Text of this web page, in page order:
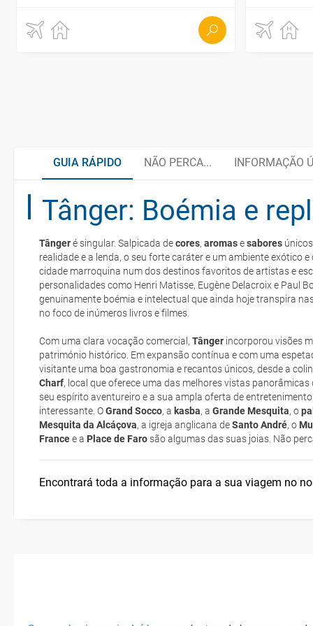
GUIA RÁPIDO NÃO PERCA... INFORMAÇÃO
Tânger: Boémia e
Tângeré singular. Salpicada decores, aromasesabores
realidade e a lenda, o seu forte caráter e um ambiente exótico
cidade marroquina num dos destinos favoritos de artistas e
personalidades como Henri Matisse, Eugène Delacroix e Paul
genuinamente boémia e intelectual que ainda hoje transpira
no foco de inúmeros livros e filmes.
Com uma clara vocação comercial, Tânger incorporou visões
património histórico. Em expansão contínua e com uma
visitante uma boa gastronomia e recantos únicos, desde a
Charf, local que oferece uma das melhores vistas
seu espírito aventureiro e a sua ampla oferta de
interessante. OGrand Socco, a kasba, a Grande Mesquita, o
Mesquita da Alcáçova, a igreja anglicana deSanto André, o
Francee a Place de Faro são algumas das suas joias. Não
Encontrará toda a informação para a sua viagem no
Tânger
Casablanca
Rabat
Agadir
Gastronomia marroquina
Quando viajar?
Documentação e alfândegas
Como chegar?
Saúde e segurança
Onde ficar?
e-mail
deverá imprimi-la
suplemento extra
pacote
cancelamento ou modificação da viagem?